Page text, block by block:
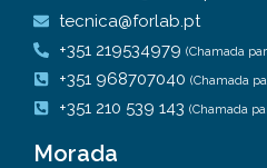
tecnica@forlab.pt
+351 219534979 (Chamada
+351 968707040 (Chamada
+351 210 539 143 (Chamada
Morada